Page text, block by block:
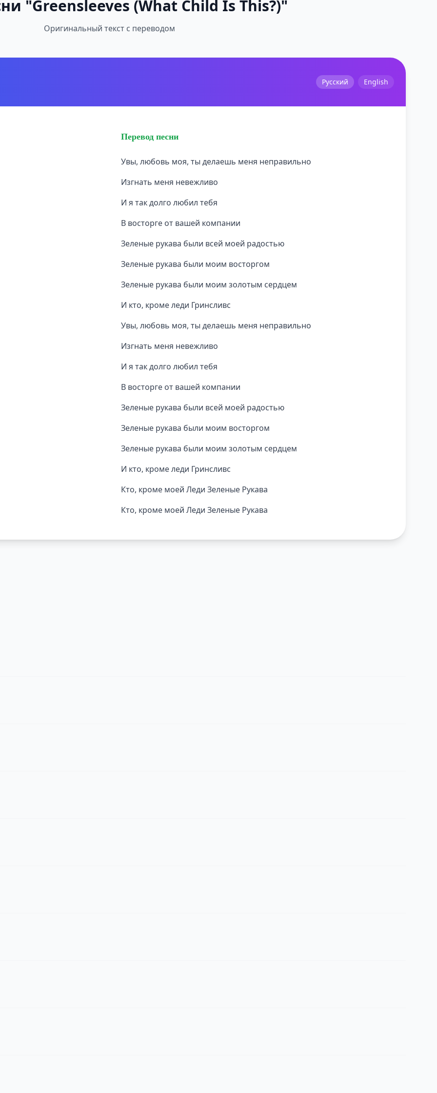
"Greensleeves (What Child Is This?)"
Оригинальный текст с переводом
Русский English
Перевод песни
Увы, любовь моя, ты делаешь меня неправильно
Изгнать меня невежливо
И я так долго любил тебя
В восторге от вашей компании
Зеленые рукава были всей моей радостью
Зеленые рукава были моим восторгом
Зеленые рукава были моим золотым сердцем
И кто, кроме леди Гринсливс
Увы, любовь моя, ты делаешь меня неправильно
Изгнать меня невежливо
И я так долго любил тебя
В восторге от вашей компании
Зеленые рукава были всей моей радостью
Зеленые рукава были моим восторгом
Зеленые рукава были моим золотым сердцем
И кто, кроме леди Гринсливс
Кто, кроме моей Леди Зеленые Рукава
Кто, кроме моей Леди Зеленые Рукава